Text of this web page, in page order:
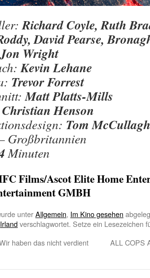
Richard Coyle, Ruth
David Pearse,
Jon Wright
Kevin Lehane
Trevor Forrest
Matt Platts-Mills
Christian Henson
Tom McCullagh
Großbritannien
Minuten
Films/Ascot Elite Home
GMBH
unterAllgemein, Im Kino gesehen
Irlandverschlagwortet. Setze ein Lesezeichen
haben das nicht verdient ALL COPS